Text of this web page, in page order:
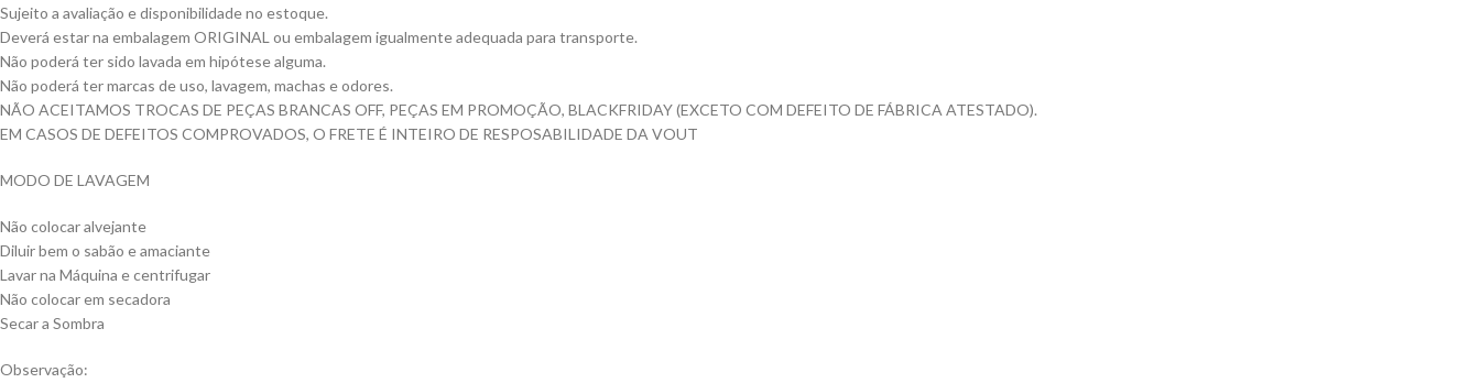
Sujeito a avaliação e disponibilidade no estoque.
Deverá estar na embalagem ORIGINAL ou embalagem igualmente adequada para transporte.
Não poderá ter sido lavada em hipótese alguma.
Não poderá ter marcas de uso, lavagem, machas e odores.
NÃO ACEITAMOS TROCAS DE PEÇAS BRANCAS OFF, PEÇAS EM PROMOÇÃO, BLACKFRIDAY (EXCETO COM DEFEITO DE FÁBRICA ATESTADO).
EM CASOS DE DEFEITOS COMPROVADOS, O FRETE É INTEIRO DE RESPOSABILIDADE DA VOUT
MODO DE LAVAGEM
Não colocar alvejante
Diluir bem o sabão e amaciante
Lavar na Máquina e centrifugar
Não colocar em secadora
Secar a Sombra
Observação: